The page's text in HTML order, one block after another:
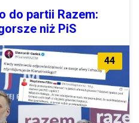
do partii Razem:
niż PiS
44